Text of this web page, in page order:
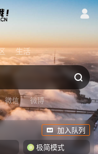
生活
微信 微博
加入队列
极简模式